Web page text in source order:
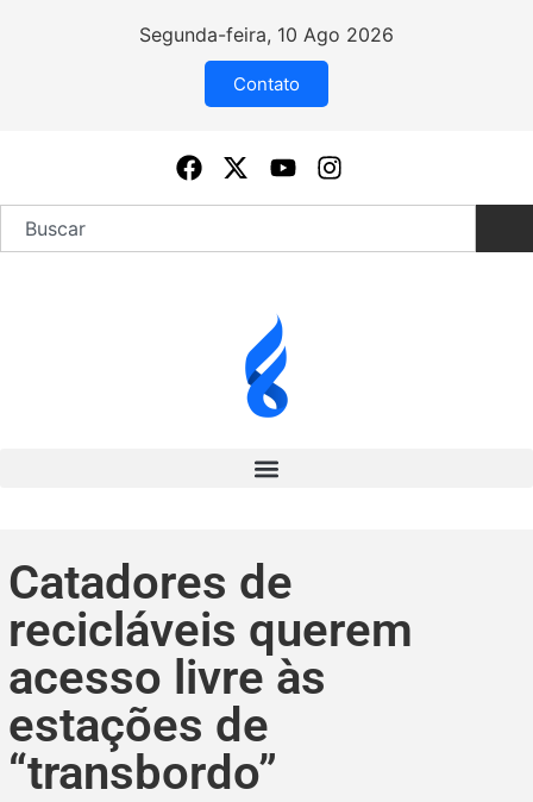
Segunda-feira, 10 Ago 2026
Contato
Catadores de
recicláveis querem
acesso livre às
estações de
“transbordo”